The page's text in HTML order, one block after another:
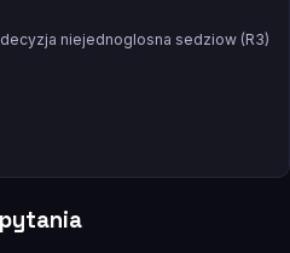
niejednoglosna sedziow (R3)